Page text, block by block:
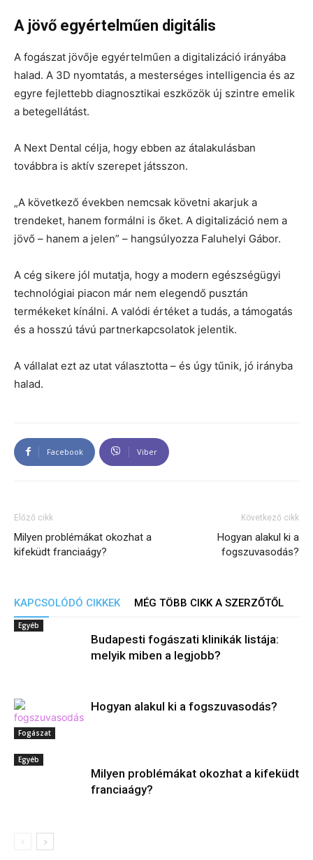
A jövő egyértelműen digitális
A fogászat jövője egyértelműen a digitalizáció irányába
halad. A 3D nyomtatás, a mesterséges intelligencia és az
egyre fejlettebb diagnosztikai eszközök új szintre emelik
a betegellátást.
A Next Dental célja, hogy ebben az átalakulásban
továbbra is aktív szerepet játsszon.
„A következő években nemcsak követni akarjuk a
trendeket, hanem formálni is őket. A digitalizáció nem a
jövő – hanem a jelen” – hangsúlyozza Faluhelyi Gábor.
A cég sikere jól mutatja, hogy a modern egészségügyi
technológiai piacon már nem elegendő pusztán
termékeket kínálni. A valódi értéket a tudás, a támogatás
és a hosszú távú partnerkapcsolatok jelentik.
A vállalat ezt az utat választotta – és úgy tűnik, jó irányba
halad.
Facebook Viber
Előző cikk
Milyen problémákat okozhat a
kifeküdt franciaágy?
Következő cikk
Hogyan alakul ki a
fogszuvasodás?
KAPCSOLÓDÓ CIKKEK MÉG TÖBB CIKK A SZERZŐTŐL
Egyéb
Budapesti fogászati klinikák listája:
melyik miben a legjobb?
Fogászat
Hogyan alakul ki a fogszuvasodás?
Egyéb
Milyen problémákat okozhat a kifeküdt
franciaágy?